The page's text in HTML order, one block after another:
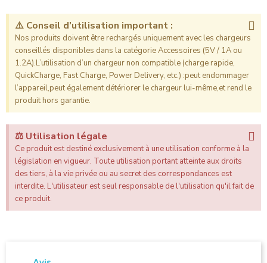
⚠️ Conseil d’utilisation important :
Nos produits doivent être rechargés uniquement avec les chargeurs
conseillés disponibles dans la catégorie Accessoires (5V / 1A ou
1.2A).L’utilisation d’un chargeur non compatible (charge rapide,
QuickCharge, Fast Charge, Power Delivery, etc.) :peut endommager
l’appareil,peut également détériorer le chargeur lui-même,et rend le
produit hors garantie.
⚖️ Utilisation légale
Ce produit est destiné exclusivement à une utilisation conforme à la
législation en vigueur. Toute utilisation portant atteinte aux droits
des tiers, à la vie privée ou au secret des correspondances est
interdite. L'utilisateur est seul responsable de l'utilisation qu'il fait de
ce produit.